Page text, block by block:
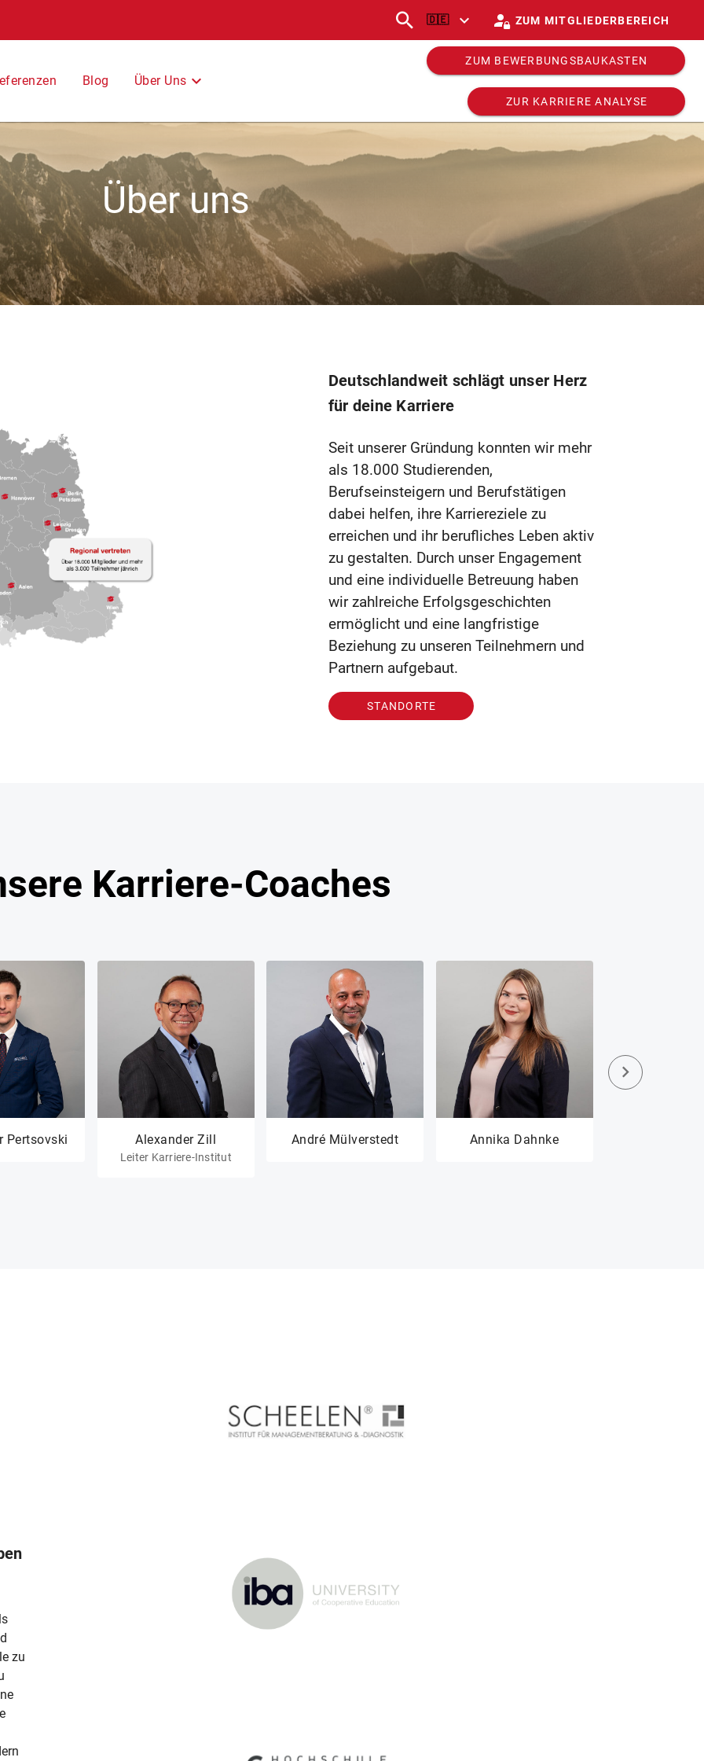
🇩🇪 ZUM MITGLIEDERBEREICH
Blog Über Uns
ZUM BEWERBUNGSBAUKASTEN
ZUR KARRIERE ANALYSE
Über uns
Deutschlandweit schlägt unser Herz
für deine Karriere
Seit unserer Gründung konnten wir mehr
als 18.000 Studierenden,
Berufseinsteigern und Berufstätigen
dabei helfen, ihre Karriereziele zu
erreichen und ihr berufliches Leben aktiv
zu gestalten. Durch unser Engagement
und eine individuelle Betreuung haben
wir zahlreiche Erfolgsgeschichten
ermöglicht und eine langfristige
Beziehung zu unseren Teilnehmern und
Partnern aufgebaut.
STANDORTE
Karriere-Coaches
Pertsovski Alexander Zill
Leiter Karriere-Institut
André Mülverstedt Annika Dahnke
zu